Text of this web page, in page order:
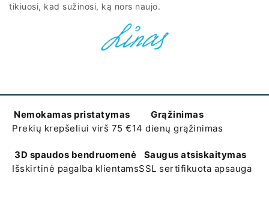
tikiuosi, kad sužinosi, ką nors naujo.
Nemokamas pristatymas
Prekių krepšeliui virš 75 €
Grąžinimas
14 dienų grąžinimas
3D spaudos bendruomenė
Išskirtinė pagalba klientams
Saugus atsiskaitymas
SSL sertifikuota apsauga